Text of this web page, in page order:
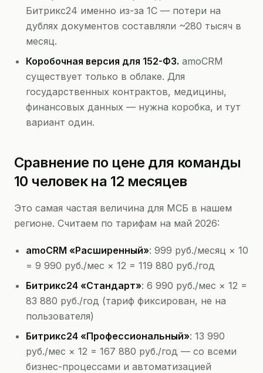
Битрикс24 именно из-за 1С — потери на
дублях документов составляли ~280 тысяч в
месяц.
Коробочная версия для 152-ФЗ. amoCRM
существует только в облаке. Для
государственных контрактов, медицины,
финансовых данных — нужна коробка, и тут
вариант один.
Сравнение по цене для команды
10 человек на 12 месяцев
Это самая частая величина для МСБ в нашем
регионе. Считаем по тарифам на май 2026:
amoCRM «Расширенный»: 999 руб./месяц × 10
= 9 990 руб./мес × 12 = 119 880 руб./год
Битрикс24 «Стандарт»: 6 990 руб./мес × 12 =
83 880 руб./год (тариф фиксирован, не на
пользователя)
Битрикс24 «Профессиональный»: 13 990
руб./мес × 12 = 167 880 руб./год — со всеми
бизнес-процессами и автоматизацией